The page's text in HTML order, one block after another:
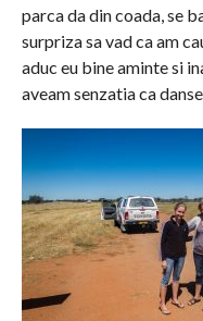
parca da din coada, se
surpriza sa vad ca am
aduc eu bine aminte si
aveam senzatia ca